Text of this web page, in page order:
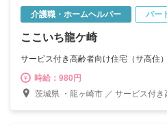
介護職・ホームヘルパー パー
ここいち龍ケ崎
サービス付き高齢者向け住宅（サ高住）
時給：980円
茨城県 ・龍ヶ崎市 ／ サービス付き